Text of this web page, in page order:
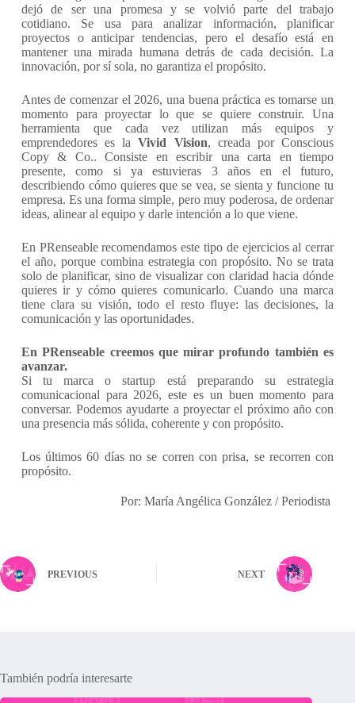
dejó de ser una promesa y se volvió parte del trabajo
cotidiano. Se usa para analizar información, planificar
proyectos o anticipar tendencias, pero el desafío está en
mantener una mirada humana detrás de cada decisión. La
innovación, por sí sola, no garantiza el propósito.
Antes de comenzar el 2026, una buena práctica es tomarse un
momento para proyectar lo que se quiere construir. Una
herramienta que cada vez utilizan más equipos y
emprendedores es laVivid Vision, creada por Conscious
Copy & Co.. Consiste en escribir una carta en tiempo
presente, como si ya estuvieras 3 años en el futuro,
describiendo cómo quieres que se vea, se sienta y funcione tu
empresa. Es una forma simple, pero muy poderosa, de ordenar
ideas, alinear al equipo y darle intención a lo que viene.
En PRenseable recomendamos este tipo de ejercicios al cerrar
el año, porque combina estrategia con propósito. No se trata
solo de planificar, sino de visualizar con claridad hacia dónde
quieres ir y cómo quieres comunicarlo. Cuando una marca
tiene clara su visión, todo el resto fluye: las decisiones, la
comunicación y las oportunidades.
En PRenseable creemos que mirar profundo también es
avanzar.
Si tu marca o startup está preparando su estrategia
comunicacional para 2026, este es un buen momento para
conversar. Podemos ayudarte a proyectar el próximo año con
una presencia más sólida, coherente y con propósito.
Los últimos 60 días no se corren con prisa, se recorren con
propósito.
Por: María Angélica González / Periodista
PREVIOUS NEXT
También podría interesarte